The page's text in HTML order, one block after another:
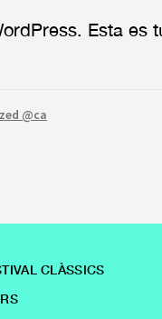
Esta es
@ca
CLÀSSICS